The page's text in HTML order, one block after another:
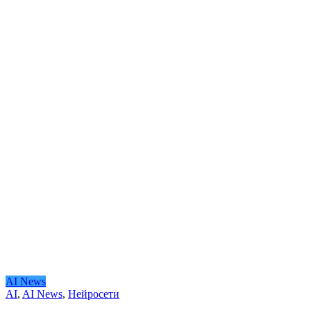
AI News
AI, AI News, Нейросети